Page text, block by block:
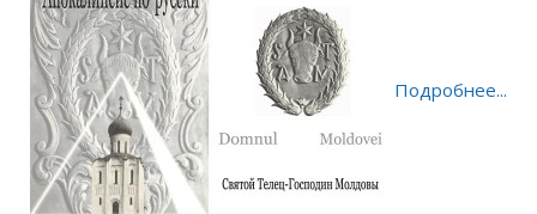
Подробнее...